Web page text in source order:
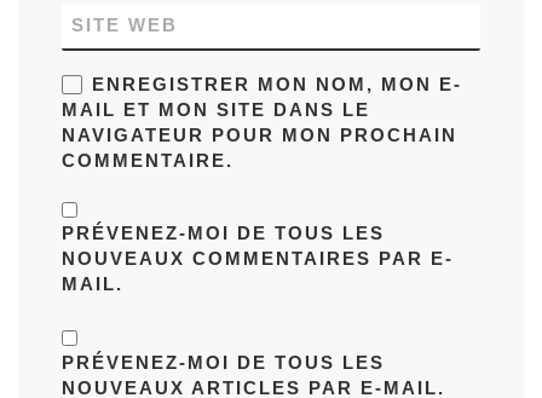
SITE WEB
ENREGISTRER MON NOM, MON E-
MAIL ET MON SITE DANS LE
NAVIGATEUR POUR MON PROCHAIN
COMMENTAIRE.
PRÉVENEZ-MOI DE TOUS LES
NOUVEAUX COMMENTAIRES PAR E-
MAIL.
PRÉVENEZ-MOI DE TOUS LES
NOUVEAUX ARTICLES PAR E-MAIL.